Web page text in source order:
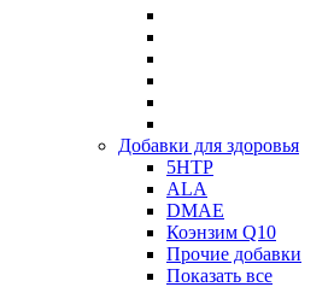
Добавки для здоровья
5HTP
ALA
DMAE
Коэнзим Q10
Прочие добавки
Показать все